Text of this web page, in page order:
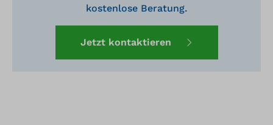
kostenlose Beratung.
Jetzt kontaktieren